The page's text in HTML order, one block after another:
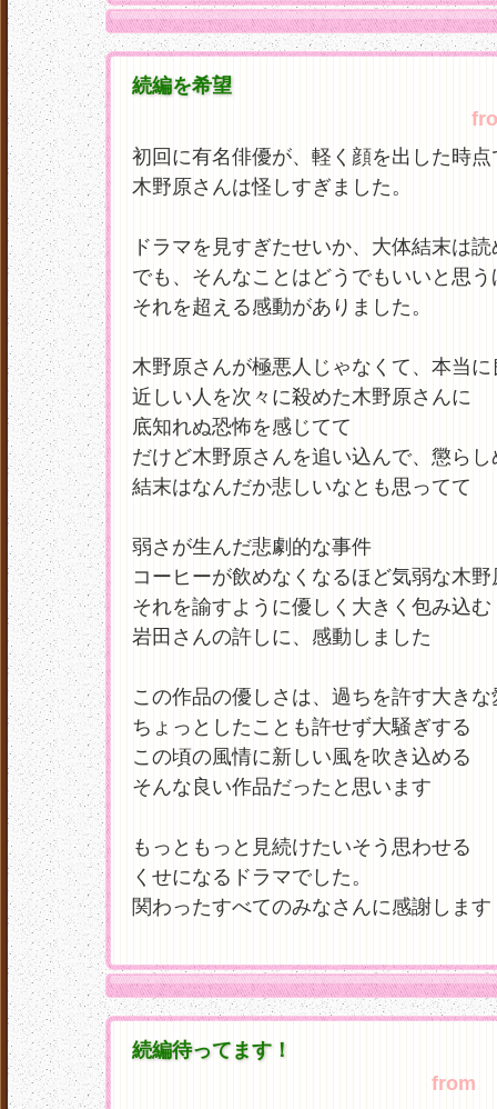
続編を希望
初回に有名俳優が、軽く顔を出した時点
木野原さんは怪しすぎました。
ドラマを見すぎたせいか、大体結末は
でも、そんなことはどうでもいいと思う
それを超える感動がありました。
木野原さんが極悪人じゃなくて、本当に
近しい人を次々に殺めた木野原さんに
底知れぬ恐怖を感じてて
だけど木野原さんを追い込んで、懲ら
結末はなんだか悲しいなとも思ってて
弱さが生んだ悲劇的な事件
コーヒーが飲めなくなるほど気弱な木
それを諭すように優しく大きく包み込む
岩田さんの許しに、感動しました
この作品の優しさは、過ちを許す大き
ちょっとしたことも許せず大騒ぎする
この頃の風情に新しい風を吹き込める
そんな良い作品だったと思います
もっともっと見続けたいそう思わせる
くせになるドラマでした。
関わったすべてのみなさんに感謝します
続編待ってます！
from